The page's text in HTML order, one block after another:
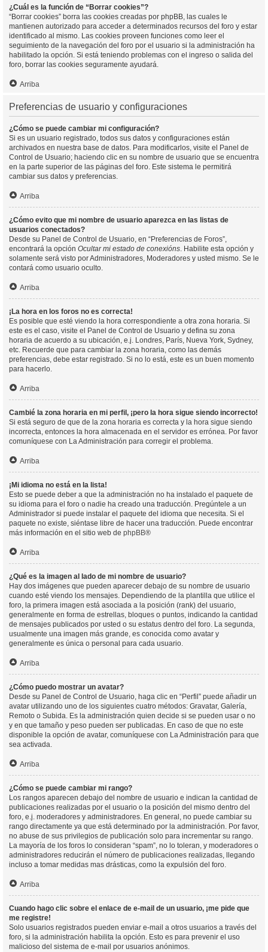
¿Cuál es la función de “Borrar cookies”?
“Borrar cookies” borra las cookies creadas por phpBB, las cuales le
mantienen autorizado para acceder a determinados recursos del foro y estar
identificado al mismo. Las cookies proveen funciones como leer el
seguimiento de la navegación del foro por el usuario si la administración ha
habilitado la opción. Si está teniendo problemas con el ingreso o salida del
foro, borrar las cookies seguramente ayudará.
Arriba
Preferencias de usuario y configuraciones
¿Cómo se puede cambiar mi configuración?
Si es un usuario registrado, todos sus datos y configuraciones están
archivados en nuestra base de datos. Para modificarlos, visite el Panel de
Control de Usuario; haciendo clic en su nombre de usuario que se encuentra
en la parte superior de las páginas del foro. Este sistema le permitirá
cambiar sus datos y preferencias.
Arriba
¿Cómo evito que mi nombre de usuario aparezca en las listas de
usuarios conectados?
Desde su Panel de Control de Usuario, en “Preferencias de Foros”,
encontrará la opción Ocultar mi estado de conexións. Habilite esta opción y
solamente será visto por Administradores, Moderadores y usted mismo. Se le
contará como usuario oculto.
Arriba
¡La hora en los foros no es correcta!
Es posible que esté viendo la hora correspondiente a otra zona horaria. Si
este es el caso, visite el Panel de Control de Usuario y defina su zona
horaria de acuerdo a su ubicación, e.j. Londres, París, Nueva York, Sydney,
etc. Recuerde que para cambiar la zona horaria, como las demás
preferencias, debe estar registrado. Si no lo está, este es un buen momento
para hacerlo.
Arriba
Cambié la zona horaria en mi perfil, ¡pero la hora sigue siendo incorrecto!
Si está seguro de que de la zona horaria es correcta y la hora sigue siendo
incorrecta, entonces la hora almacenada en el servidor es errónea. Por favor
comuníquese con La Administración para corregir el problema.
Arriba
¡Mi idioma no está en la lista!
Esto se puede deber a que la administración no ha instalado el paquete de
su idioma para el foro o nadie ha creado una traducción. Pregúntele a un
Administrador si puede instalar el paquete del idioma que necesita. Si el
paquete no existe, siéntase libre de hacer una traducción. Puede encontrar
más información en el sitio web de phpBB®
Arriba
¿Qué es la imagen al lado de mi nombre de usuario?
Hay dos imágenes que pueden aparecer debajo de su nombre de usuario
cuando esté viendo los mensajes. Dependiendo de la plantilla que utilice el
foro, la primera imagen está asociada a la posición (rank) del usuario,
generalmente en forma de estrellas, bloques o puntos, indicando la cantidad
de mensajes publicados por usted o su estatus dentro del foro. La segunda,
usualmente una imagen más grande, es conocida como avatar y
generalmente es única o personal para cada usuario.
Arriba
¿Cómo puedo mostrar un avatar?
Desde su Panel de Control de Usuario, haga clic en “Perfil” puede añadir un
avatar utilizando uno de los siguientes cuatro métodos: Gravatar, Galería,
Remoto o Subida. Es la administración quien decide si se pueden usar o no
y en que tamaño y peso pueden ser publicadas. En caso de que no este
disponible la opción de avatar, comuníquese con La Administración para que
sea activada.
Arriba
¿Cómo se puede cambiar mi rango?
Los rangos aparecen debajo del nombre de usuario e indican la cantidad de
publicaciones realizadas por el usuario o la posición del mismo dentro del
foro, e.j. moderadores y administradores. En general, no puede cambiar su
rango directamente ya que está determinado por la administración. Por favor,
no abuse de sus privilegios de publicación solo para incrementar su rango.
La mayoría de los foros lo consideran “spam”, no lo toleran, y moderadores o
administradores reducirán el número de publicaciones realizadas, llegando
incluso a tomar medidas mas drásticas, como la expulsión del foro.
Arriba
Cuando hago clic sobre el enlace de e-mail de un usuario, ¡me pide que
me registre!
Solo usuarios registrados pueden enviar e-mail a otros usuarios a través del
foro, si la administración habilita la opción. Esto es para prevenir el uso
malicioso del sistema de e-mail por usuarios anónimos.